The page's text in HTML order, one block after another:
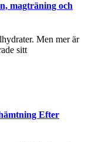
magträning och
Men mer är
sitt
Efter